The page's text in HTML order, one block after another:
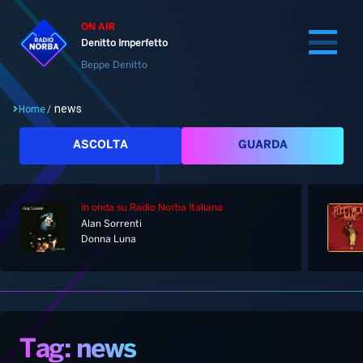
ON AIR
Denitto Imperfetto
Beppe Denitto
Home
Palinsesto
Notizie
Home/ news
ASCOLTA GUARDA
In onda su Radio Norba Italiana
Alan Sorrenti
Donna Luna
Tag: news